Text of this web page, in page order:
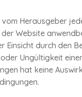
Herausgeber
Website
Einsicht durch den
Ungültigkeit einer
hat keine